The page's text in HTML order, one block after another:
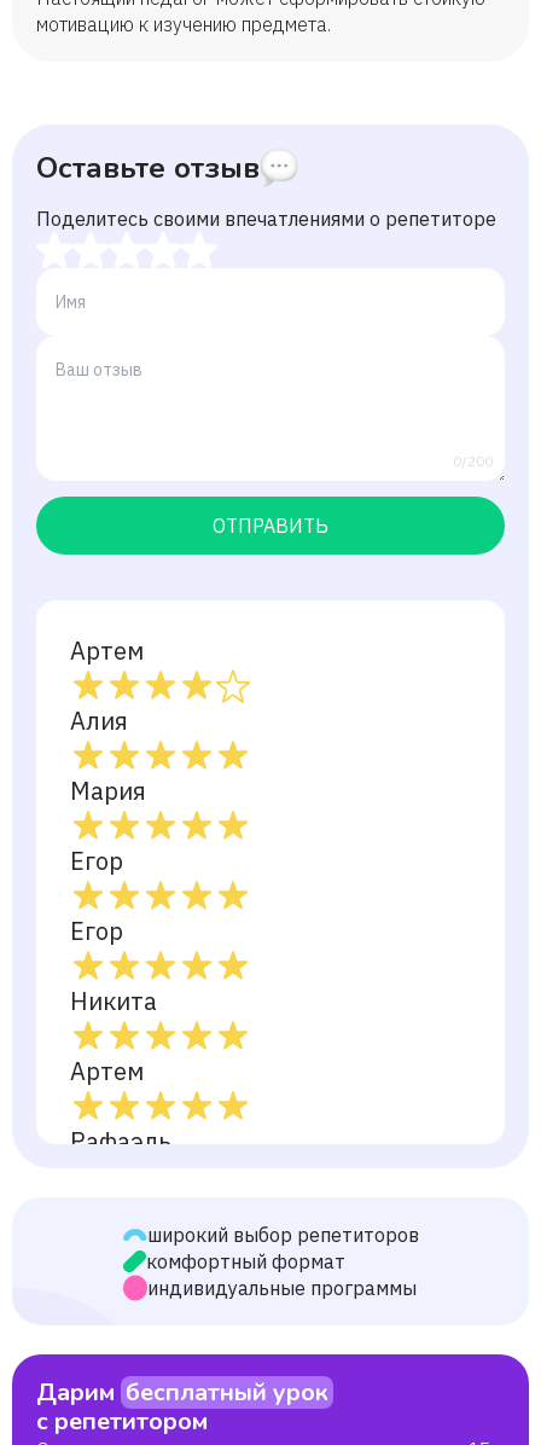
мотивацию к изучению предмета.
Оставьте отзыв
Поделитесь своими впечатлениями о репетиторе
0/200
ОТПРАВИТЬ
Артем
Алия
Мария
Егор
Егор
Никита
Артем
Рафаэль
Екатерина
Елена
Анастасия
широкий выбор репетиторов
комфортный формат
индивидуальные программы
Дарим бесплатный урок
с репетитором